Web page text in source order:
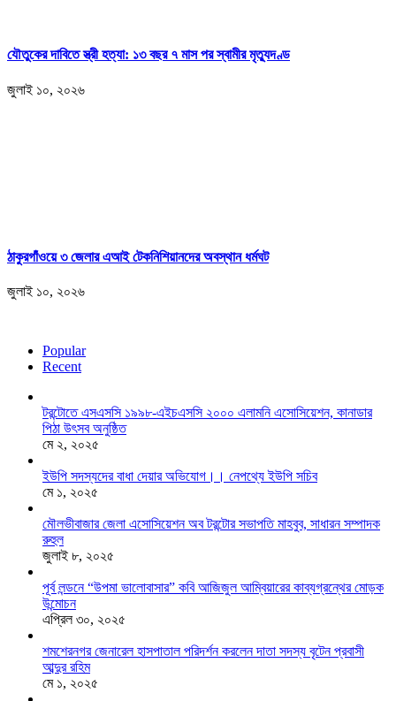
যৌতুকের দাবিতে স্ত্রী হত্যা: ১৩ বছর ৭ মাস পর স্বামীর মৃত্যুদণ্ড
জুলাই ১০, ২০২৬
ঠাকুরগাঁওয়ে ৩ জেলার এআই টেকনিশিয়ানদের অবস্থান ধর্মঘট
জুলাই ১০, ২০২৬
Popular
Recent
টরন্টোতে এসএসসি ১৯৯৮-এইচএসসি ২০০০ এলামনি এসোসিয়েশন, কানাডার
পিঠা উৎসব অনুষ্ঠিত
মে ২, ২০২৫
ইউপি সদস্যদের বাধা দেয়ার অভিযোগ।। নেপথ্যে ইউপি সচিব
মে ১, ২০২৫
মৌলভীবাজার জেলা এসোসিয়েশন অব টরন্টোর সভাপতি মাহবুব, সাধারন সম্পাদক
রুহুল
জুলাই ৮, ২০২৫
পূর্ব লন্ডনে “উপমা ভালোবাসার” কবি আজিজুল আম্বিয়ারের কাব্যগ্রন্থের মোড়ক
উন্মোচন
এপ্রিল ৩০, ২০২৫
শমশেরনগর জেনারেল হাসপাতাল পরিদর্শন করলেন দাতা সদস্য বৃটেন প্রবাসী
আব্দুর রহিম
মে ১, ২০২৫